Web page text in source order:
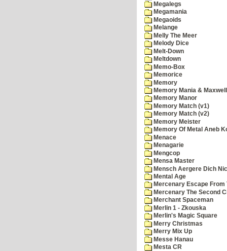
Megalegs
Megamania
Megaoids
Melange
Melly The Meer
Melody Dice
Melt-Down
Meltdown
Memo-Box
Memorice
Memory
Memory Mania &
Memory Manor
Memory Match (v1)
Memory Match (v2)
Memory Meister
Memory Of Metal Aneb
Menace
Menagarie
Mengcop
Mensa Master
Mensch Aergere Dich
Mental Age
Mercenary Escape From
Mercenary The Second
Merchant Spaceman
Merlin 1 - Zkouska
Merlin's Magic Square
Merry Christmas
Merry Mix Up
Messe Hanau
Mesta CR